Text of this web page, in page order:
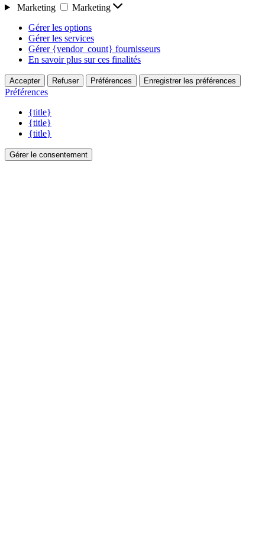
Marketing
Marketing
Gérer les options
Gérer les services
Gérer {vendor_count} fournisseurs
En savoir plus sur ces finalités
Accepter Refuser Préférences Enregistrer les préférences
Préférences
{title}
{title}
{title}
Gérer le consentement